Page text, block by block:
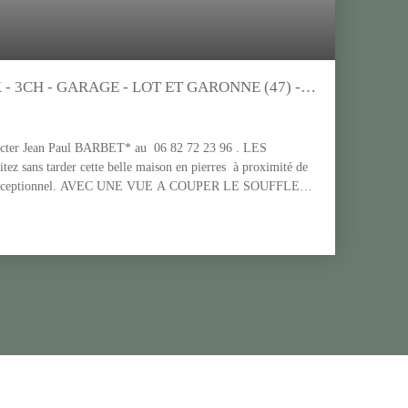
3CH - GARAGE - LOT ET GARONNE (47) -
Jean Paul BARBET* au 06 82 72 23 96 . LES
sans tarder cette belle maison en pierres à proximité de
AVEC UNE VUE A COUPER LE SOUFFLE
de 7. 56m², un beau séjour lumineux de 48m², un
11m², 1 Salle d'eau de 9m² avec douche Italienne et